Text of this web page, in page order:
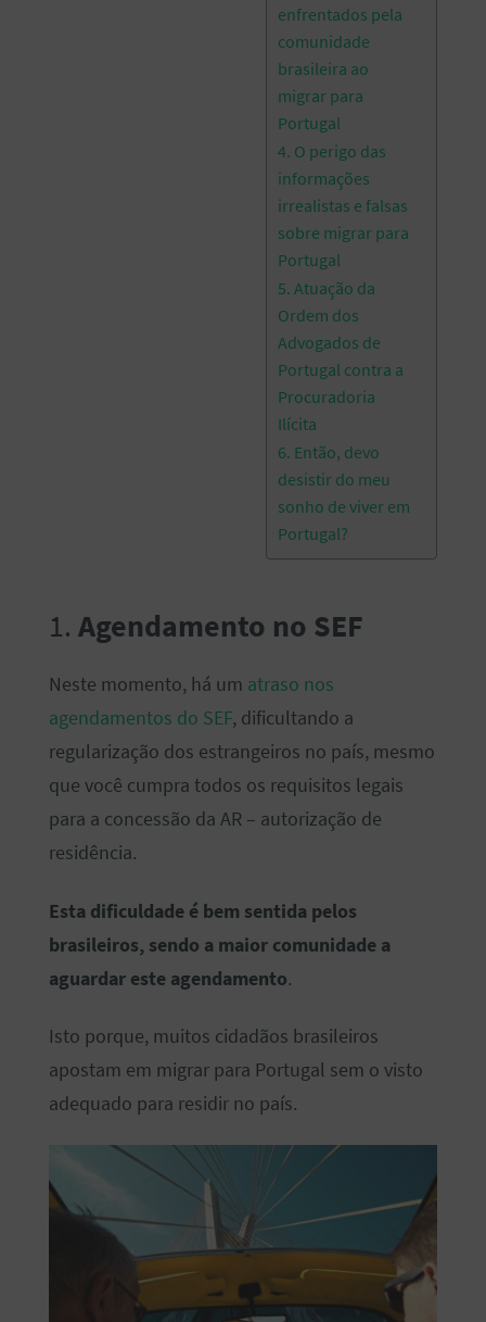
enfrentados pela
comunidade
brasileira ao
migrar para
Portugal
4. O perigo das
informações
irrealistas e falsas
sobre migrar para
Portugal
5. Atuação da
Ordem dos
Advogados de
Portugal contra a
Procuradoria
Ilícita
6. Então, devo
desistir do meu
sonho de viver em
Portugal?
1. Agendamento no SEF
Neste momento, há um atraso nos
agendamentos do SEF, dificultando a
regularização dos estrangeiros no país, mesmo
que você cumpra todos os requisitos legais
para a concessão da AR – autorização de
residência.
Esta dificuldade é bem sentida pelos
brasileiros, sendo a maior comunidade a
aguardar este agendamento.
Isto porque, muitos cidadãos brasileiros
apostam em migrar para Portugal sem o visto
adequado para residir no país.